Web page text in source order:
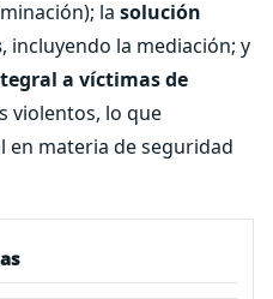
la solución
, incluyendo la mediación; y
a víctimas de
violentos, lo que
en materia de seguridad